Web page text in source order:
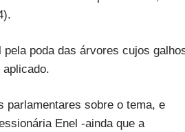
poda das árvores cujos
parlamentares sobre o tema, e
Enel -ainda que a